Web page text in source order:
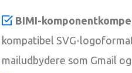
BIMI-
kompatibel SVG-
mailudbydere som Gmail